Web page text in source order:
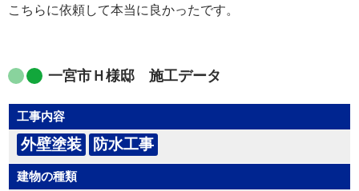
こちらに依頼して本当に良かったです。
一宮市Ｈ様邸 施工データ
工事内容
外壁塗装 防水工事
建物の種類